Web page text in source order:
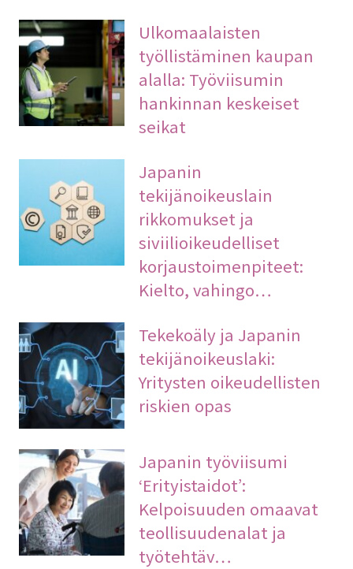
Ulkomaalaisten
työllistäminen kaupan
alalla: Työviisumin
hankinnan keskeiset
seikat
Japanin
tekijänoikeuslain
rikkomukset ja
siviilioikeudelliset
korjaustoimenpiteet:
Kielto, vahingo…
Tekekoäly ja Japanin
tekijänoikeuslaki:
Yritysten oikeudellisten
riskien opas
Japanin työviisumi
‘Erityistaidot’:
Kelpoisuuden omaavat
teollisuudenalat ja
työtehtäv…